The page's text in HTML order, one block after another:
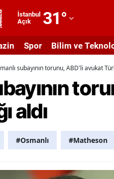
İstanbul
Açık
31°
Adıyaman
Afyonkarahisar
Ağrı
Amasya
Ankara
Artvin
Spor Bilim ve
subayının torunu, ABD'li avukat
aldı
#Osmanlı #Matheson